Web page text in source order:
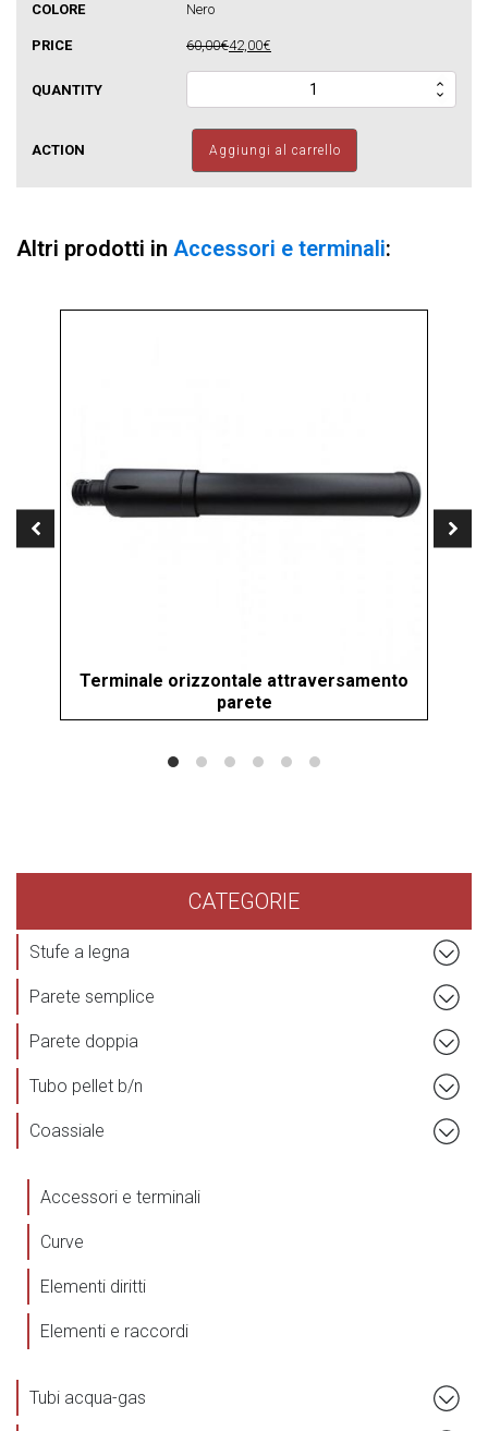
CATEGORIE
Stufe a legna
Parete semplice
Parete doppia
Tubo pellet b/n
Coassiale
Accessori e terminali
Curve
Elementi diritti
Elementi e raccordi
Tubi acqua-gas
Nero
60,00€42,00€
orizzontale
Aggiungi al carrello
Altri prodotti in Accessori e terminali:
Terminale orizzontale attraversamento
parete